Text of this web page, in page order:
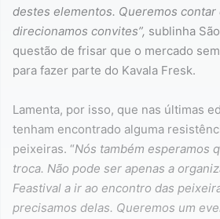
destes elementos. Queremos contar
direcionamos convites”, sublinha
questão de frisar que o mercado
para fazer parte do Kavala Fresk.
Lamenta, por isso, que nas últimas
tenham encontrado alguma
peixeiras. “Nós também esperamos
troca. Não pode ser apenas a
Feastival a ir ao encontro das
precisamos delas. Queremos um